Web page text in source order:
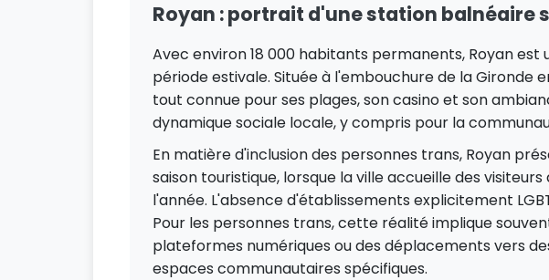
Royan : portrait d'une station balnéaire
Avec environ 18 000 habitants permanents, Royan
période estivale. Située à l'embouchure de la
tout connue pour ses plages, son casino et son
dynamique sociale locale, y compris pour la
En matière d'inclusion des personnes trans, Royan
saison touristique, lorsque la ville accueille des
l'année. L'absence d'établissements explicitement
Pour les personnes trans, cette réalité implique
plateformes numériques ou des déplacements vers
espaces communautaires spécifiques.